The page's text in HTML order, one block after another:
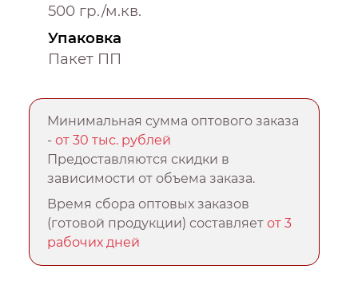
500 гр./м.кв.
Упаковка
Пакет ПП
Минимальная сумма оптового заказа
-от 30 тыс. рублей
Предоставляются скидки в
зависимости от объема заказа.
Время сбора оптовых заказов
(готовой продукции) составляетот 3
рабочих дней